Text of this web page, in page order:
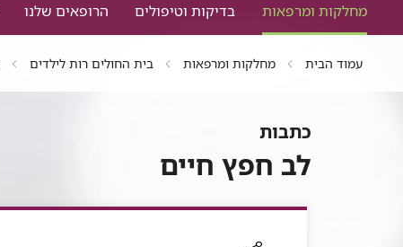
מחלקות ומרפאות בדיקות וטיפולים הרופאים שלנו
עמוד הבית מחלקות ומרפאות בית החולים רות לילדים
כתבות
לב חפץ חיים